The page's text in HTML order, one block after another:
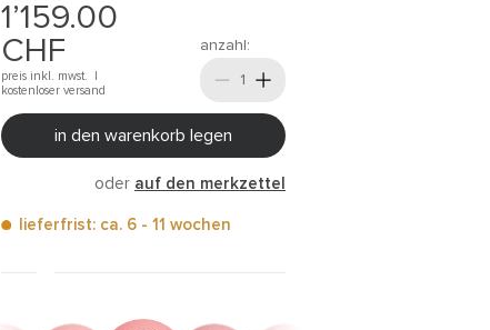
1’159.00
CHF
preis inkl. mwst. |
kostenloser versand
anzahl:
in den warenkorb legen
oder auf den merkzettel
lieferfrist: ca. 6 - 11 wochen